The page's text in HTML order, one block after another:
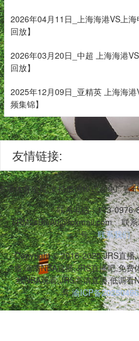
2026年04月11日_上海海港VS上
回放】
2026年03月20日_中超 上海海港
回放】
2025年12月09日_亚精英 上海海
频集锦】
友情链接:
体育项目,支持低调模式避免
联系电话：173-0976-
vRM2sBtsA0@foxmail.com
联
号
联系我们
Copyright © 2016-2025 JRS直播
播,高清NBA直播,JRS直播吧,免
线NBA观看,JRS高清直播,低调看
号:渝ICP备